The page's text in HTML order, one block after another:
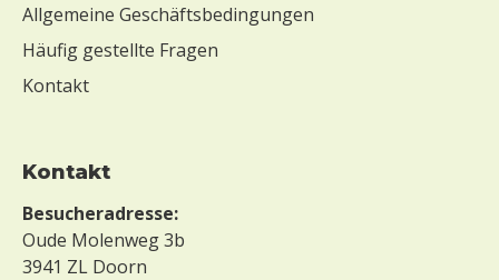
Allgemeine Geschäftsbedingungen
Häufig gestellte Fragen
Kontakt
Kontakt
Besucheradresse:
Oude Molenweg 3b
3941 ZL Doorn